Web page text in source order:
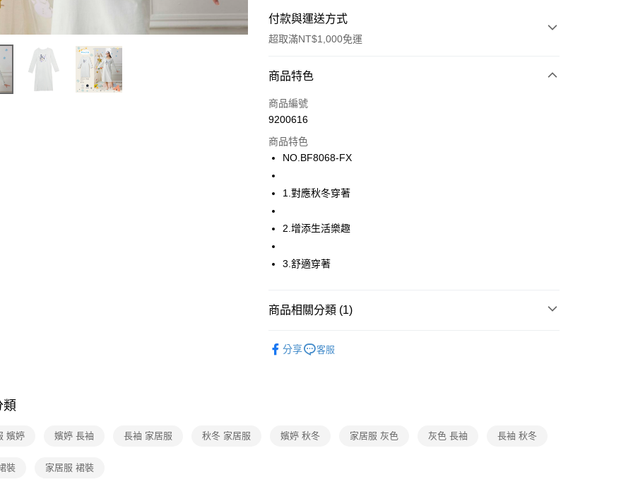
付款與運送方式
超取滿NT$1,000免運
付款方式
信用卡一次付款
LINE Pay
街口支付
每筆NT$80，滿NT$1,000(含以上)免運費
每筆NT$80，滿NT$1,000(含以上)免運費
商品特色
商品編號
9200616
商品特色
NO.BF8068-FX
1.對應秋冬穿著
2.增添生活樂趣
3.舒適穿著
商品相關分類 (1)
分享
客服
類
嬪婷 嬪婷 長袖 長袖 家居服 秋冬 家居服 嬪婷 秋冬 家居服 灰色 灰色 長袖 長袖 秋冬
裝 家居服 裙裝